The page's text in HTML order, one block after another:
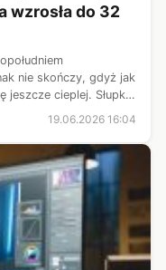
wzrosła do 32
nie skończy, gdyż jak
jeszcze cieplej. Słupki
C.
19.06.2026 16:04